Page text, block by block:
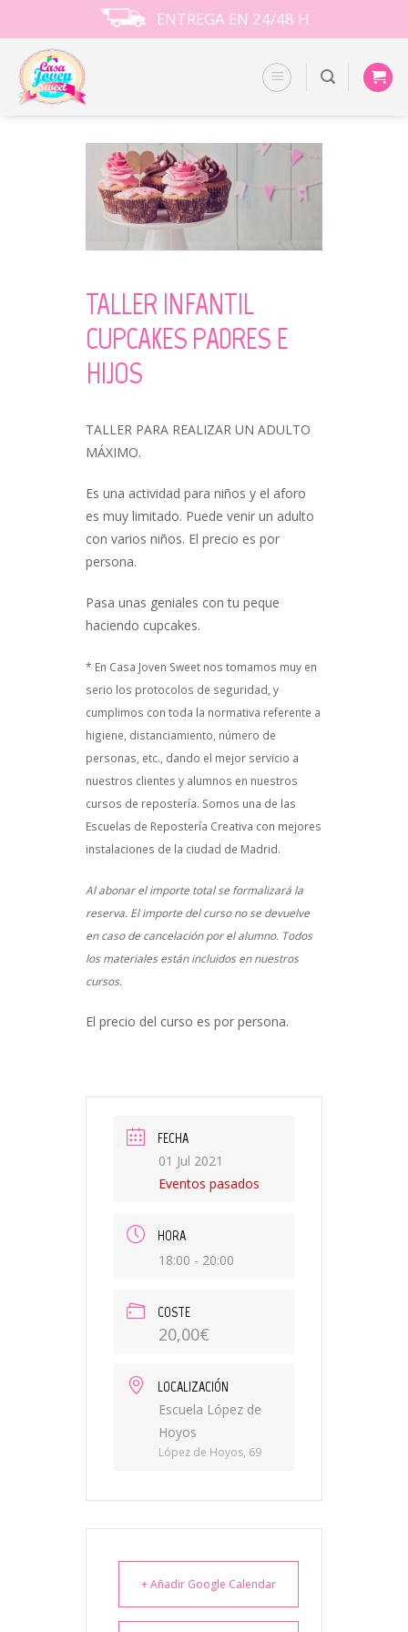
to
content
ENTREGA EN 24/48 H
TALLER INFANTIL
CUPCAKES PADRES E
HIJOS
TALLER PARA REALIZAR UN ADULTO
MÁXIMO.
Es una actividad para niños y el aforo
es muy limitado. Puede venir un adulto
con varios niños. El precio es por
persona.
Pasa unas geniales con tu peque
haciendo cupcakes.
* En Casa Joven Sweet nos tomamos muy en
serio los protocolos de seguridad, y
cumplimos con toda la normativa referente a
higiene, distanciamiento, número de
personas, etc., dando el mejor servicio a
nuestros clientes y alumnos en nuestros
cursos de repostería. Somos una de las
Escuelas de Repostería Creativa con mejores
instalaciones de la ciudad de Madrid.
Al abonar el importe total se formalizará la
reserva. El importe del curso no se devuelve
en caso de cancelación por el alumno. Todos
los materiales están incluidos en nuestros
cursos.
El precio del curso es por persona.
FECHA
01 Jul 2021
Eventos pasados
HORA
18:00 - 20:00
COSTE
20,00€
LOCALIZACIÓN
Escuela López de
Hoyos
López de Hoyos, 69
+ Añadir Google Calendar